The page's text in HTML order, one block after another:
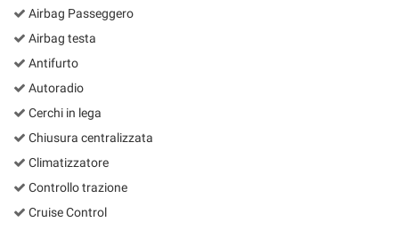
Airbag Passeggero
Airbag testa
Antifurto
Autoradio
Cerchi in lega
Chiusura centralizzata
Climatizzatore
Controllo trazione
Cruise Control